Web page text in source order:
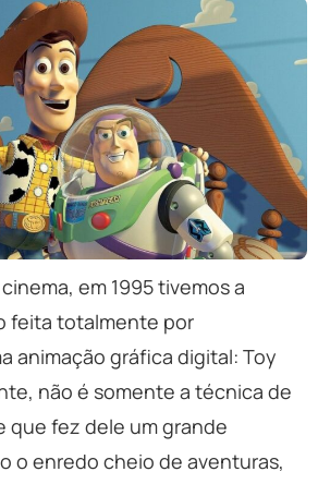
em 1995 tivemos a
feita totalmente por
animação gráfica digital: Toy
não é somente a técnica de
que fez dele um grande
o enredo cheio de aventuras,